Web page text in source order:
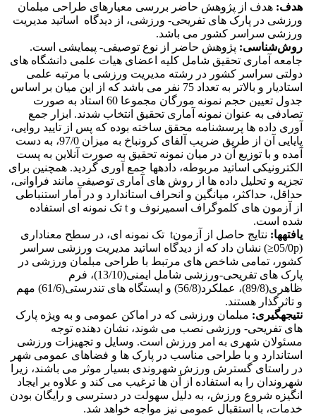
هدف: هدف از پژوهش حاضر بررسی معیارهای طراحی مبلمان
ورزشی در پارک های تفریحی- ورزشی، از دیدگاه اساتید مدیریت
ورزشی سراسر کشور می باشد.
روش‌شناسی: پژوهش حاضر از نوع توصیفی- پیمایشی است.
جامعه آماری تحقیق شامل کلیه اعضای هیات علمی دانشگاه های
دولتی سراسر کشور در رشته مدیریت ورزشی با مرتبه علمی
استادیار و بالاتر به تعداد 75 نفر می باشد که از این میان بر اساس
جدول تعیین حجم نمونه مورگان مجموعا 60 استاد به صورت
تصادفی به عنوان نمونه آماری تحقیق انتخاب شدند. ابزار جمع
آوری داده ها پرسشنامه محقق ساخته بوده که پس از تایید روایی،
پایایی آن از طریق ضریب آلفای کرونباخ به میزان 97/0، به دست
آمده و با توزیع آن در میان نمونه تحقیق به صورت آنلاین به پست
الکترونیکی اساتید مربوطه، داده­ها جمع آوری گردید. همچنین برای
تجزیه و تحلیل داده ها از روش های آماری توصیفی مانند فراوانی،
حداقل، حداکثر، میانگین و انحراف استاندارد و در آمار استنباطی
از آزمون های کلموگراف اسمیرنوف و t تک نمونه ای استفاده
شده است.
یافته­ها:
نتایج حاصل از آزمونt تک نمونه ای، در سطح معناداری
(05/0p≤) نشان داد که از دیدگاه اساتید مدیریت ورزشی سراسر
کشور، تمامی شاخص های مرتبط با طراحی مبلمان ورزشی در
پارک های تفریحی-ورزشی شامل ایمنی(13/10)، فرم
ظاهری(89/8)، عملکرد(56/8) و ایستگاه های تندرستی(61/6) مهم
و تاثرگذار هستند.
نتیجه­گیری: مبلمان ورزشی که در اماکن عمومی و به ویژه پارک
های تفریحی- ورزشی نصب می شوند، نشان دهنده توجه
مسئولان شهری به امر ورزش است. وسایل و تجهیزات ورزشی
استاندارد و با طراحی مناسب در پارک ها و فضاهای عمومی شهر
در راستای گسترش ورزش شهروندی بسیار موثر می باشند، زیرا
شهروندان را به استفاده از آن ها ترغیب می کند و علاوه بر ایجاد
انگیزه شروع ورزش، به دلیل سهولت در دسترسی و رایگان بودن
خدمات، با استقبال عمومی نیز مواجه خواهد شد.